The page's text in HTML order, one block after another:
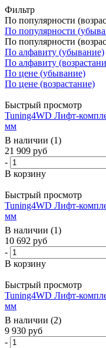
Фильтр
По популярности
По популярности
По популярности
По алфавиту (убывание)
По алфавиту
По цене (убывание)
По цене (возрастание)
Быстрый просмотр
Tuning4WD Лифт-
мм
В наличии (1)
21 909 руб
-
В корзину
Быстрый просмотр
Tuning4WD Лифт-
мм
В наличии (1)
10 692 руб
-
В корзину
Быстрый просмотр
Tuning4WD Лифт-
мм
В наличии (2)
9 930 руб
-